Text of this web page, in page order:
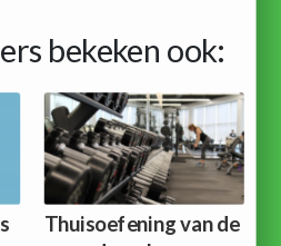
bekeken ook:
Thuisoefening van de